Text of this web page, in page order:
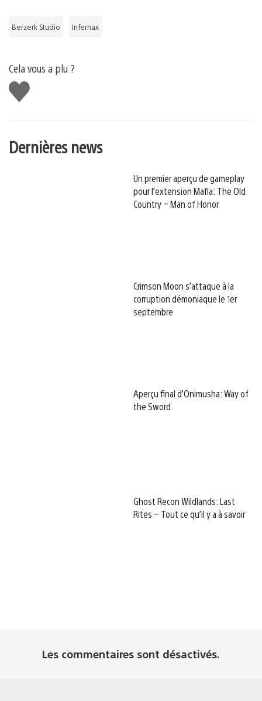
Berzerk Studio Infernax
Cela vous a plu ?
J'aime
Dernières news
Un premier aperçu de gameplay
pour l’extension Mafia: The Old
Country – Man of Honor
Crimson Moon s’attaque à la
corruption démoniaque le 1er
septembre
Aperçu final d’Onimusha: Way of
the Sword
Ghost Recon Wildlands: Last
Rites – Tout ce qu’il y a à savoir
Les commentaires sont désactivés.